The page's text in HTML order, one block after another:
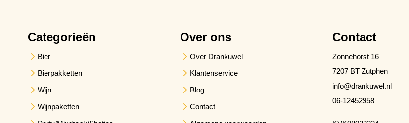
Categorieën
Bier
Bierpakketten
Wijn
Wijnpaketten
Over ons
Over Drankuwel
Klantenservice
Blog
Contact
Contact
Zonnehorst 16
7207 BT Zutphen
info@drankuwel.nl
06-12452958